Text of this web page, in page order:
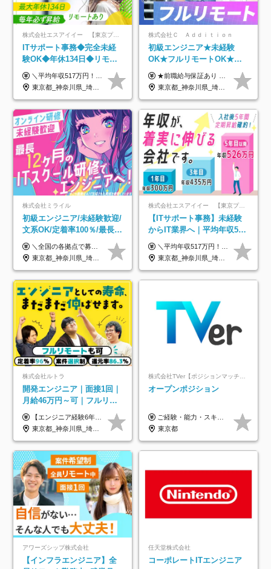
株式会社エスアイイー 【東京プロマーケット上場】
ITサポート事務◆完全未経
験OK◆年休134日◆リモー
トOK◆残業月7h以下◆賞与
年3回◆5年目まで必ず昇給
＼平均年収517万円！入社5年目まで毎年必ず昇給／ ■賞与年3回 ■年収800万円以上も可 ■入社3年以上の平均年収469.2万円 月給23万2000円以上＋賞与年3回＋各種手当 ☆入社5年目まで最大1万5000円の定期昇給を確約 ┃各種手当充実 ・規定の資格を取得すれば、2000円～5万円を毎月支給（2万4000円～60万円／年） ・研修中に取得した取得率95％の資格でも研修後の給料UP ※月給は年齢・経験・能力を考慮して、優遇いたします ※上記月給金額は固定残業代（20時間/3万1300円円以上）を含み、超過分は別途支給いたします ※試用期間（6ヶ月）は月給に変動はありますが、その他待遇に差異はありません ├入社後1ヶ月～3ヶ月間は、月給20万1900円となります └上記金額は固定残業代（10時間／1万6000円）を含み、超過分は別途支給いたします
東京都_神奈川県_埼玉県_千葉県_大阪府_愛知県_北海道_青森県_岩手県_宮城県_秋田県_山形県_福島県_茨城県_栃木県_群馬県_新潟県_山梨県_長野県_富山県_石川県_福井県_静岡県_岐阜県_三重県_兵庫県_京都府_滋賀県_奈良県_和歌山県_広島県_岡山県_鳥取県_島根県_山口県_徳島県_香川県_愛媛県_高知県_福岡県_熊本県_佐賀県_長崎県_大分県_宮崎県_鹿児島県_沖縄県
株式会社Ｃ Ａｄｄｉｔｉｏｎ
初級エンジニア★未経験
OK★フルリモートOK★月
給32万円～★残業月10h＆
年休120日以上★副業可
★前職給与保証あり ★月給32万円以上＋インセンティブあり 月給32万円以上＋インセンティブ＋各種手当 ※上記には固定残業代（月30時間・44,400円～）を含みます ※超過分は別途支給します ※試用期間はございません ★＼成果＝あなたの収入／★ 【1】案件単価ー8万円＝あなたの給与 参画したプロジェクトの案件単価から 一律8万円引いた金額があなたの給与です！ （月給例） ■1人称での構築・小規模な詳細設計 案件単価55万円ー8万円＝月給47万円（還元率85.5%） ■大型案件の設計・構築やプロジェクト管理 案件単価90万円ー8万円＝月給82万円（還元率91.1%） ‥‥‥‥‥‥‥‥‥‥‥‥‥‥‥‥‥‥ 【2】月給の他にも豊富なインセンティブあり 全員が月3～13万円のインセンティブをゲットしています！ ≪インセンティブ制度≫ 稼働している現場で増員・交代が発生し、 当社の人員を配属が決定した際に支給。 ◇C Addition正社員が参画 ：実粗利の10%／毎月 ◇協力会社所属の社員が参画：実粗利の30%／毎月 ≪リファラル制度≫ あなたの知り合いが当社のメンバーになった際に、 毎月1人あたり2万円支給します◎ ‥‥‥‥‥‥‥‥‥‥‥‥‥‥‥‥‥‥
東京都_神奈川県_埼玉県_千葉県_大阪府_愛知県_北海道_青森県_岩手県_宮城県_秋田県_山形県_福島県_茨城県_栃木県_群馬県_新潟県_山梨県_長野県_富山県_石川県_福井県_静岡県_岐阜県_三重県_兵庫県_京都府_滋賀県_奈良県_和歌山県_広島県_岡山県_鳥取県_島根県_山口県_徳島県_香川県_愛媛県_高知県_福岡県_熊本県_佐賀県_長崎県_大分県_宮崎県_鹿児島県_沖縄県
株式会社ミライル
初級エンジニア/未経験歓迎/
文系OK/定着率100％/最長1
年の自社ITスクール研修あ
り/年休130日
＼全国の各拠点で募集中！／ 給与は以下の通り、勤務地により異なります。 札幌：月給23万円～27万円 仙台：月給22万円～26万円 新潟：月給22万円～26万円 東京：月給26万円～30万円 大阪：月給24万円～29万円 福岡：月給23.5万円～27万円 沖縄：月給21万円～26万円 ◎給与は知識や経験を考慮して決定します。 ◎残業は別途全額支給します。 ◎試用期間12カ月あり（給与は以下の通りです。その他条件に変更はありません） （試用期間の給与） 札幌：月給18.6万円～ 仙台：月給19万円～ 新潟：月給18万円～ 東京：月給22万円～ 大阪：月給20.8万円～ 福岡：月給19万円～ 沖縄：月給18万円～
東京都_神奈川県_埼玉県_千葉県_大阪府_愛知県_北海道_青森県_岩手県_宮城県_秋田県_山形県_福島県_茨城県_栃木県_群馬県_新潟県_山梨県_長野県_富山県_石川県_福井県_静岡県_岐阜県_三重県_兵庫県_京都府_滋賀県_奈良県_和歌山県_広島県_岡山県_鳥取県_島根県_山口県_徳島県_香川県_愛媛県_高知県_福岡県_熊本県_佐賀県_長崎県_大分県_宮崎県_鹿児島県_沖縄県
株式会社エスアイイー 【東京プロマーケット上場】
【ITサポート事務】未経験
からIT業界へ｜平均年収517
万円｜ホワイト企業認定｜
年休134日｜リモートOK
＼平均年収517万円！入社5年目まで毎年必ず昇給／ ■賞与年3回 ■年収800万円以上も可 ■入社3年以上の平均年収469.2万円 月給23万2000円以上＋賞与年3回＋各種手当 ☆入社5年目まで最大1万5000円の定期昇給を確約 ┃各種手当充実 ・規定の資格を取得すれば、2000円～5万円を毎月支給（2万4000円～60万円／年） ・研修中に取得した取得率95％の資格でも研修後の給料UP ※月給は年齢・経験・能力を考慮して、優遇いたします ※上記月給金額は固定残業代（20時間/3万1300円円以上）を含み、超過分は別途支給いたします ※試用期間（6ヶ月）は月給に変動はありますが、その他待遇に差異はありません ├入社後1ヶ月～3ヶ月間は、月給20万1900円となります └上記金額は固定残業代（10時間／1万6000円）を含み、超過分は別途支給いたします
東京都_神奈川県_埼玉県_千葉県_大阪府_愛知県_北海道_青森県_岩手県_宮城県_秋田県_山形県_福島県_茨城県_栃木県_群馬県_新潟県_山梨県_長野県_富山県_石川県_福井県_静岡県_岐阜県_三重県_兵庫県_京都府_滋賀県_奈良県_和歌山県_広島県_岡山県_鳥取県_島根県_山口県_徳島県_香川県_愛媛県_高知県_福岡県_熊本県_佐賀県_長崎県_大分県_宮崎県_鹿児島県_沖縄県
株式会社ルトラ
開発エンジニア｜面接1回｜
月給46万円～可｜フルリモ
ートも可｜案件選択制｜定
着率96％以上｜副業OK｜住
宅手当
【エンジニア経験6年以上の方】 月給46万円～100万円（固定残業代含む） ※上記月給には月30時間分の固定残業代（月8万7,400円～月19万円）を含む。超過分は全額支給。 【エンジニア経験4年以上の方】 月給42万円～100万円（固定残業代含む） ※上記月給には月30時間分の固定残業代（月7万9,800円～月19万円）を含む。超過分は全額支給。 【エンジニア経験4年未満の方】 月給38万円～100万円（固定残業代含む） ※上記月給には月30時間分の固定残業代（月7万2,200円～月19万円）を含む。超過分は全額支給。 ※経験、スキル、前職給与などを踏まえて決定。 ◆ルトラの給与制度のポイント！◆ ・社員の95%が入社時に年収UP！最高で300万円UPの実績も ・平均還元率86.3%（交通費・住宅手当・会社負担分の社保も含む） ・人柄やポテンシャルを評価し、スキル以上の希望年収を提示することも ・退職金制度やリファラル手当（平均50万円）あり
東京都_神奈川県_埼玉県_千葉県_大阪府_愛知県_北海道_青森県_岩手県_宮城県_秋田県_山形県_福島県_茨城県_栃木県_群馬県_新潟県_山梨県_長野県_富山県_石川県_福井県_静岡県_岐阜県_三重県_兵庫県_京都府_滋賀県_奈良県_和歌山県_広島県_岡山県_鳥取県_島根県_山口県_徳島県_香川県_愛媛県_高知県_福岡県_熊本県_佐賀県_長崎県_大分県_宮崎県_鹿児島県_沖縄県
株式会社TVer【ポジションマッチ登録】
オープンポジション
ご経験・能力・スキル等により、当社基準にて優遇・相談のうえ決定いたします。
東京都
アワーズシップ株式会社
【インフラエンジニア】全
任天堂株式会社
コーポレートITエンジニア